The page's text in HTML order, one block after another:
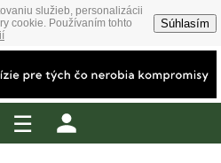
služieb, personalizácii
cookie. Používaním tohto
Súhlasím
☰